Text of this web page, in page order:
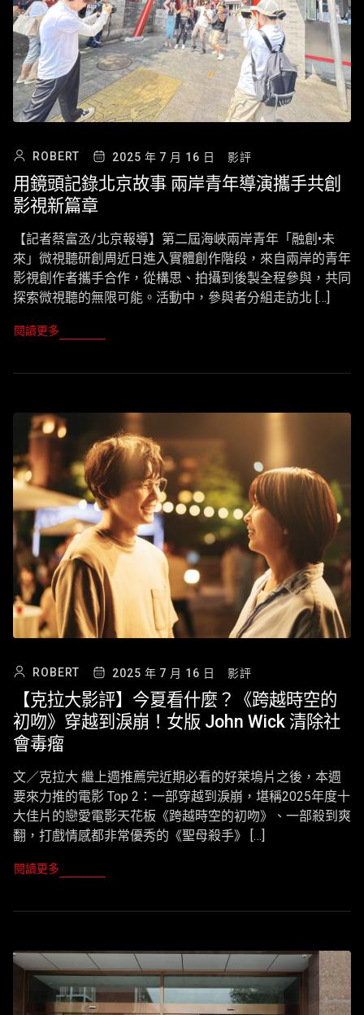
ROBERT 2025 年 7 月 16 日 影評
用鏡頭記錄北京故事 兩岸青年導演攜手共創
影視新篇章
【記者蔡富丞/北京報導】第二屆海峽兩岸青年「融創•未
來」微視聽研創周近日進入實體創作階段，來自兩岸的青年
影視創作者攜手合作，從構思、拍攝到後製全程參與，共同
探索微視聽的無限可能。活動中，參與者分組走訪北 […]
閱讀更多
ROBERT 2025 年 7 月 16 日 影評
【克拉大影評】今夏看什麼？《跨越時空的
初吻》穿越到淚崩！女版 John Wick 清除社
會毒瘤
文／克拉大 繼上週推薦完近期必看的好萊塢片之後，本週
要來力推的電影 Top 2：一部穿越到淚崩，堪稱2025年度十
大佳片的戀愛電影天花板《跨越時空的初吻》、一部殺到爽
翻，打戲情感都非常優秀的《聖母殺手》 […]
閱讀更多